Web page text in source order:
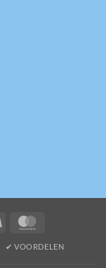
Visa
✔ VOORDELEN